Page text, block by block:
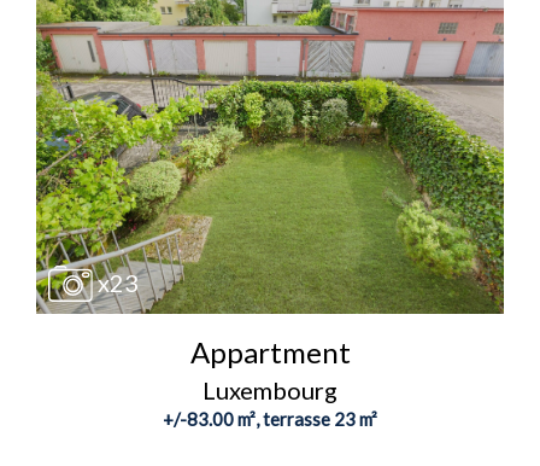
x23
Appartment
Luxembourg
+/-83.00 m², terrasse 23 m²